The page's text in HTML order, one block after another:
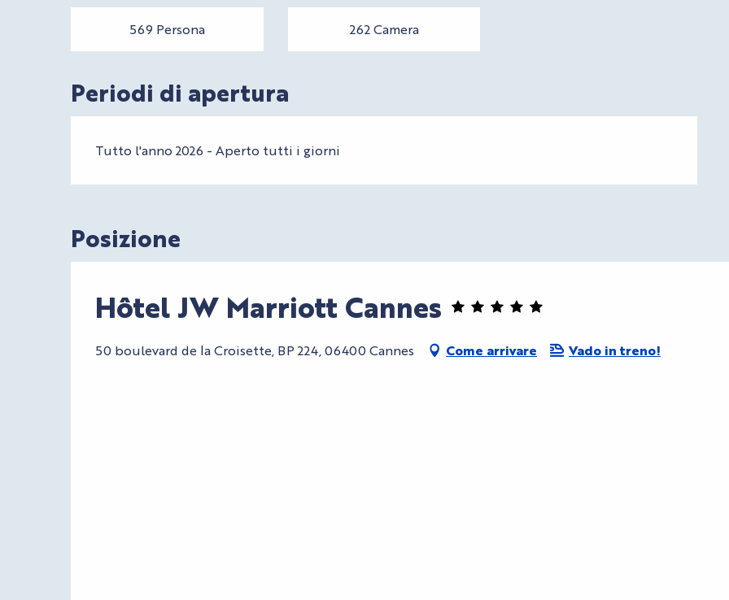
569 Persona 262 Camera
Periodi di apertura
Tutto l'anno 2026 - Aperto tutti i giorni
Posizione
Hôtel JW Marriott Cannes
50 boulevard de la Croisette, BP 224, 06400 Cannes Come arrivare Vado in treno!